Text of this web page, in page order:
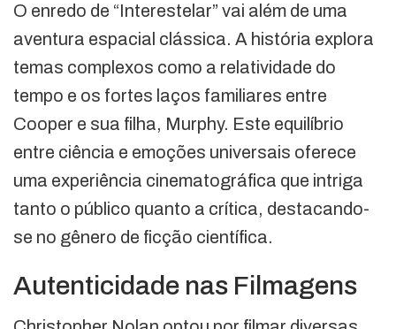
O enredo de “Interestelar” vai além de uma
aventura espacial clássica. A história explora
temas complexos como a relatividade do
tempo e os fortes laços familiares entre
Cooper e sua filha, Murphy. Este equilíbrio
entre ciência e emoções universais oferece
uma experiência cinematográfica que intriga
tanto o público quanto a crítica, destacando-
se no gênero de ficção científica.
Autenticidade nas Filmagens